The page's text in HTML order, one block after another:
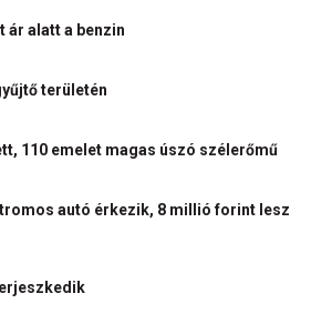
ár alatt a benzin
területén
110 emelet magas úszó szélerőmű
autó érkezik, 8 millió forint lesz